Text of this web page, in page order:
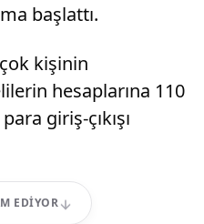
başlattı.
kişinin
hesaplarına 110
giriş-çıkışı
EDIYOR